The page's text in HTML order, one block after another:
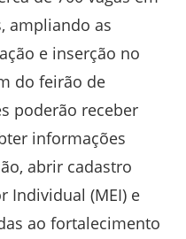
ampliando as
e inserção no
do feirão de
poderão receber
informações
abrir cadastro
Individual (MEI) e
ao fortalecimento